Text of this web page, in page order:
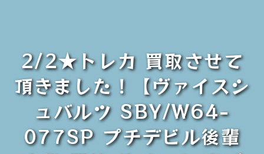
2/2★トレカ 買取させて
頂きました！【ヴァイスシ
ュバルツ SBY/W64-
077SP プチデビル後輩